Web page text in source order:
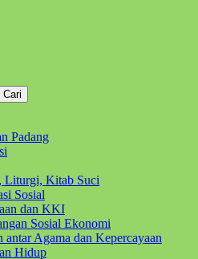
Padang
Liturgi, Kitab Suci
Sosial
dan KKI
Sosial Ekonomi
Agama dan Kepercayaan
Hidup